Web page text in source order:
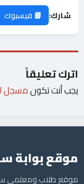
شارك: 📘 فيسبوك
اترك تعليقاً
يجب أنت تكونمسجل
موقع بوابة
موقع طلاب ومعلمي